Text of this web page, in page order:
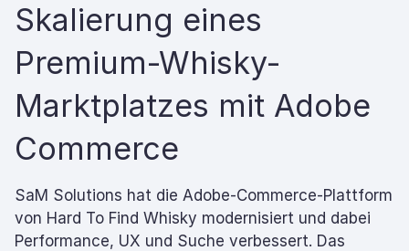
Skalierung eines
Premium-Whisky-
Marktplatzes mit Adobe
Commerce
SaM Solutions hat die Adobe-Commerce-Plattform
von Hard To Find Whisky modernisiert und dabei
Performance, UX und Suche verbessert. Das